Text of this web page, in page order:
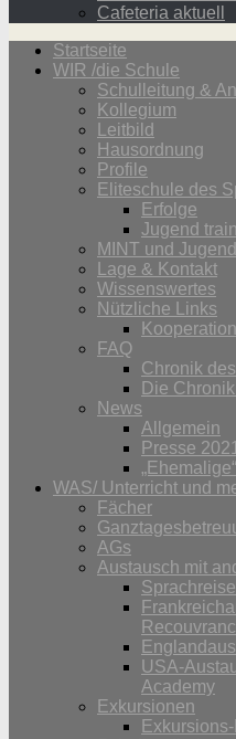
Cafeteria aktuell
Startseite
WIR /die Schule
Schulleitung &
Kollegium
Leitbild
Hausordnung
Profile
Eliteschule des
Erfolge
Jugend
MINT und
Lage & Kontakt
Wissenswertes
Nützliche Links
FAQ
Chronik
Die
News
Allgemein
Presse 2021
WAS/ Unterricht und
Fächer
AGs
Austausch mit
USA-
Academy
Exkursionen